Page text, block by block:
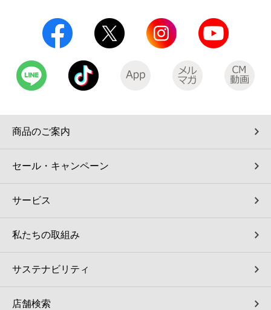
自転車シェアリング（店舗限定）
モバイルバッテリーシェアリング（店舗限定）
モバイルWi-Fiバッテリーシェアリング（店舗限定）
荷物預かりサービス「ecbocloakエクボクローク」（店舗限定）
パウダースペース ラブン（店舗限定）
ソフトバンクギフト
セブン-イレブンの歴史
商品のご案内
セール・キャンペーン
サービス
私たちの取組み
サステナビリティ
店舗検索